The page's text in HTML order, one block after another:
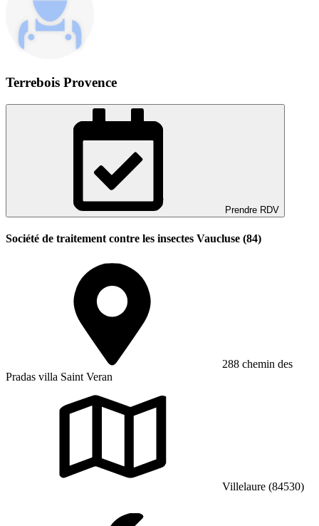
Terrebois Provence
Prendre RDV
Société de traitement contre les insectes Vaucluse (84)
288 chemin des
Pradas villa Saint Veran
Villelaure (84530)